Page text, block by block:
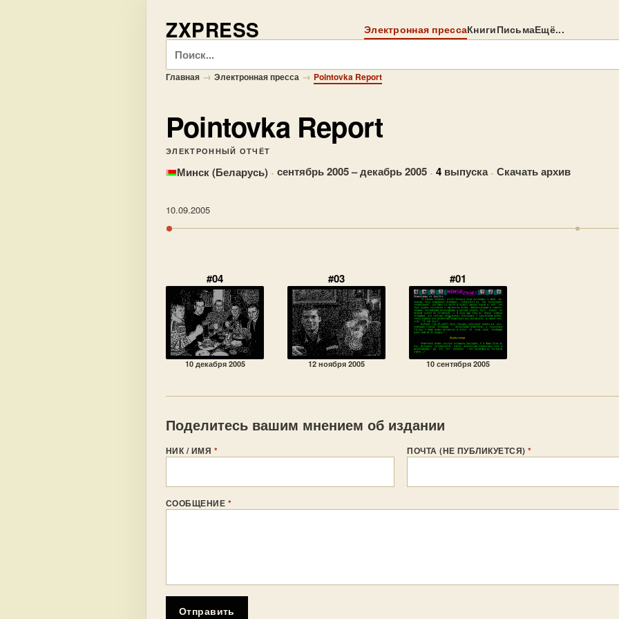
ZXPRESS Электронная прессаКнигиПисьмаЕщё...
Поиск
Главная → Электронная пресса → Pointovka Report
Pointovka Report
ЭЛЕКТРОННЫЙ ОТЧЁТ
Минск (Беларусь) · сентябрь 2005 – декабрь 2005 · 4 выпуска · Скачать архив
10.09.2005
#04
10 декабря 2005
#03
12 ноября 2005
#01
10 сентября 2005
Поделитесь вашим мнением об издании
НИК / ИМЯ * ПОЧТА (НЕ ПУБЛИКУЕТСЯ)*
СООБЩЕНИЕ *
Отправить